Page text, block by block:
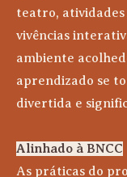
teatro, atividades
vivências
ambiente
aprendizado se
divertida e
Alinhado à BNCC
As práticas do